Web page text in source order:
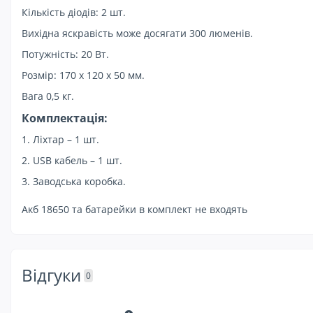
Кількість діодів: 2 шт.
Вихідна яскравість може досягати 300 люменів.
Потужність: 20 Вт.
Розмір: 170 х 120 х 50 мм.
Вага 0,5 кг.
Комплектація:
1. Ліхтар – 1 шт.
2. USB кабель – 1 шт.
3. Заводська коробка.
Акб 18650 та батарейки в комплект не входять
Відгуки 0